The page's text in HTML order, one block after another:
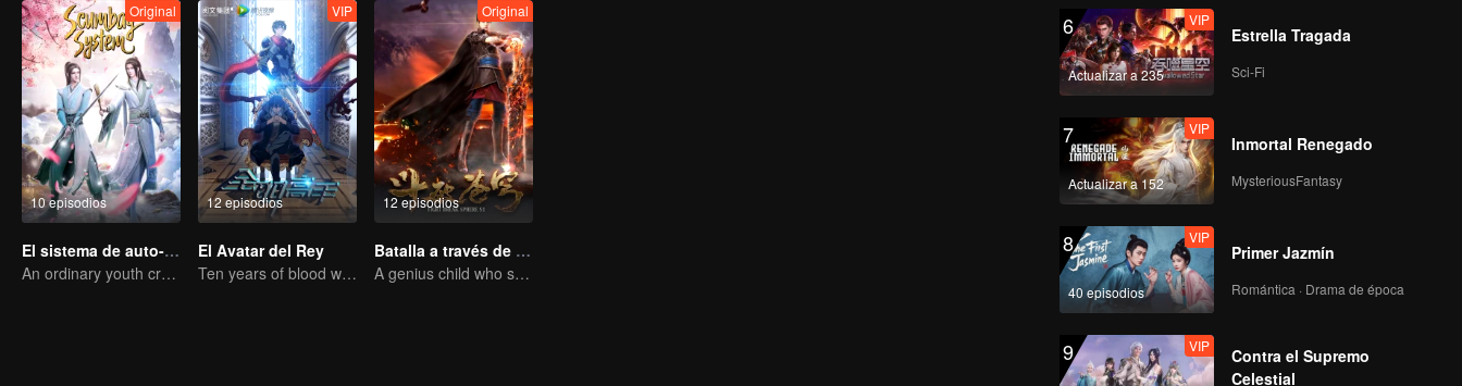
10 episodios
Original
El sistema de auto-salvación del villano escoria
An ordinary youth crossing as a villain into the book and abusing the hero!
12 episodios
VIP
El Avatar del Rey
Ten years of blood writing esports brilliant
12 episodios
Original
Batalla a través de los Cielos Temporada 1
A genius child who suddenly loses all his powers
6
Actualizar a 235
VIP
Estrella Tragada
Sci-Fi
7
Actualizar a 152
VIP
Inmortal Renegado
MysteriousFantasy
8
40 episodios
VIP
Primer Jazmín
Romántica · Drama de época
9 VIP
Contra el Supremo
Celestial